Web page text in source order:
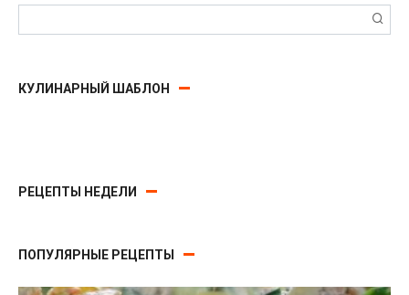
КУЛИНАРНЫЙ ШАБЛОН
РЕЦЕПТЫ НЕДЕЛИ
ПОПУЛЯРНЫЕ РЕЦЕПТЫ